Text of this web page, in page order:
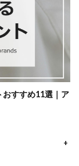
おすすめ11選｜ア
+